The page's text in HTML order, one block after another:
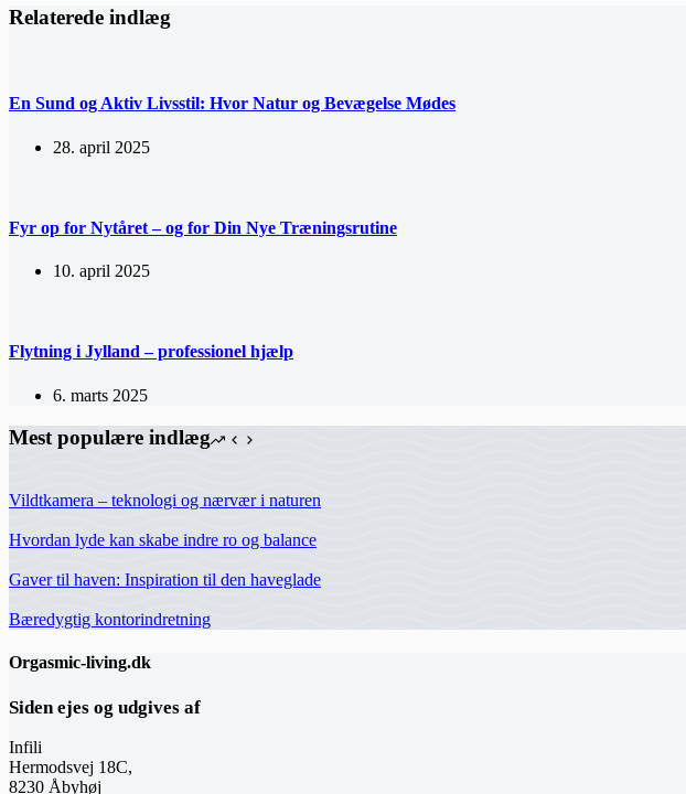
Relaterede indlæg
En Sund og Aktiv Livsstil: Hvor Natur og Bevægelse Mødes
28. april 2025
Fyr op for Nytåret – og for Din Nye Træningsrutine
10. april 2025
Flytning i Jylland – professionel hjælp
6. marts 2025
Mest populære indlæg
Vildtkamera – teknologi og nærvær i naturen
Hvordan lyde kan skabe indre ro og balance
Gaver til haven: Inspiration til den haveglade
Bæredygtig kontorindretning
Orgasmic-living.dk
Siden ejes og udgives af
Infili
Hermodsvej 18C,
8230 Åbyhøj